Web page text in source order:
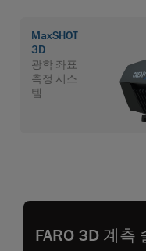
MaxSHOT
3D
광학 좌표
측정 시스
템
FARO 3D 계측